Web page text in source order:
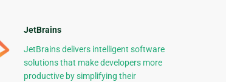
JetBrains
JetBrains delivers intelligent software
solutions that make developers more
productive by simplifying their